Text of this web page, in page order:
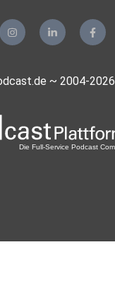
~ 2004-2026